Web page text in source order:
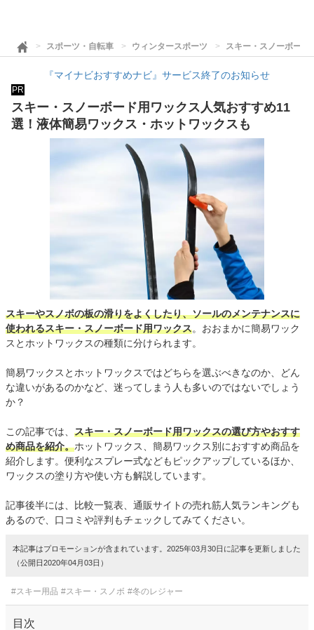
スポーツ・自転車 ウィンタースポーツ スキー・スノーボード
『マイナビおすすめナビ』サービス終了のお知らせ
PR
スキー・スノーボード用ワックス人気おすすめ11
選！液体簡易ワックス・ホットワックスも
スキーやスノボの板の滑りをよくしたり、ソールのメンテナンスに
使われるスキー・スノーボード用ワックス。おおまかに簡易ワック
スとホットワックスの種類に分けられます。
簡易ワックスとホットワックスではどちらを選ぶべきなのか、どん
な違いがあるのかなど、迷ってしまう人も多いのではないでしょう
か？
この記事では、 スキー・スノーボード用ワックスの選び方やおすす
め商品を紹介。ホットワックス、簡易ワックス別におすすめ商品を
紹介します。便利なスプレー式などもピックアップしているほか、
ワックスの塗り方や使い方も解説しています。
記事後半には、比較一覧表、通販サイトの売れ筋人気ランキングも
あるので、口コミや評判もチェックしてみてください。
本記事はプロモーションが含まれています。2025年03月30日に記事を更新しました
（公開日2020年04月03日）
#スキー用品 #スキー・スノボ #冬のレジャー
目次